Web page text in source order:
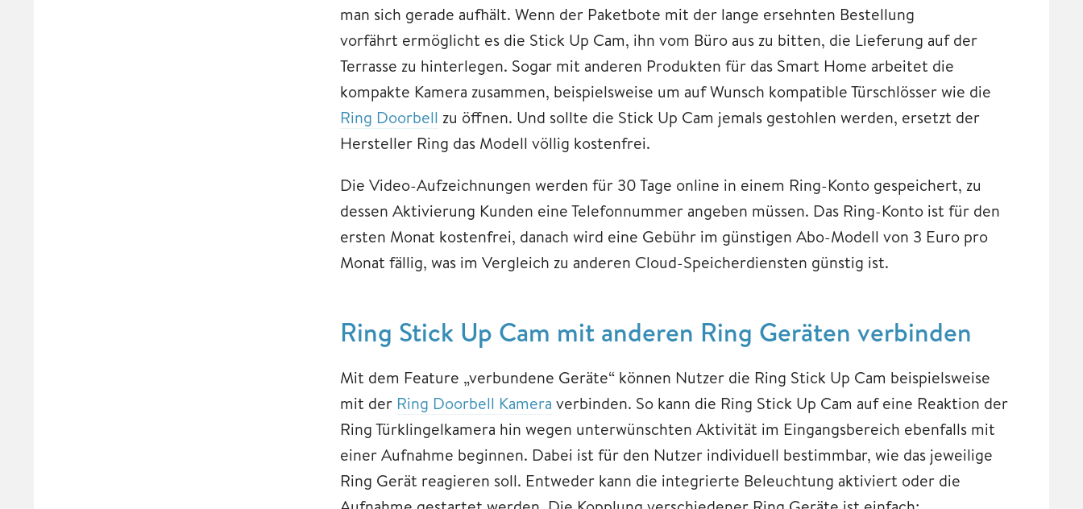
man sich gerade aufhält. Wenn der Paketbote mit der lange ersehnten Bestellung
vorfährt ermöglicht es die Stick Up Cam, ihn vom Büro aus zu bitten, die Lieferung auf der
Terrasse zu hinterlegen. Sogar mit anderen Produkten für das Smart Home arbeitet die
kompakte Kamera zusammen, beispielsweise um auf Wunsch kompatible Türschlösser wie die
Ring Doorbell zu öffnen. Und sollte die Stick Up Cam jemals gestohlen werden, ersetzt der
Hersteller Ring das Modell völlig kostenfrei.
Die Video-Aufzeichnungen werden für 30 Tage online in einem Ring-Konto gespeichert, zu
dessen Aktivierung Kunden eine Telefonnummer angeben müssen. Das Ring-Konto ist für den
ersten Monat kostenfrei, danach wird eine Gebühr im günstigen Abo-Modell von 3 Euro pro
Monat fällig, was im Vergleich zu anderen Cloud-Speicherdiensten günstig ist.
Ring Stick Up Cam mit anderen Ring Geräten verbinden
Mit dem Feature „verbundene Geräte“ können Nutzer die Ring Stick Up Cam beispielsweise
mit der Ring Doorbell Kamera verbinden. So kann die Ring Stick Up Cam auf eine Reaktion der
Ring Türklingelkamera hin wegen unterwünschten Aktivität im Eingangsbereich ebenfalls mit
einer Aufnahme beginnen. Dabei ist für den Nutzer individuell bestimmbar, wie das jeweilige
Ring Gerät reagieren soll. Entweder kann die integrierte Beleuchtung aktiviert oder die